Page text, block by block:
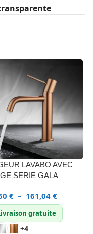
LAVABO AVEC
SERIE GALA
€ – 161,04 €
gratuite
+4